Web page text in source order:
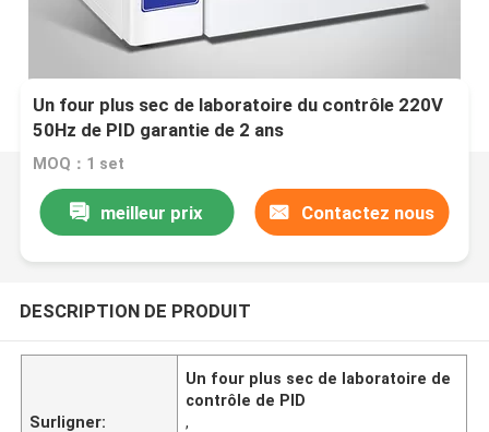
Un four plus sec de laboratoire du contrôle 220V
50Hz de PID garantie de 2 ans
MOQ：1 set
meilleur prix Contactez nous
DESCRIPTION DE PRODUIT
Surligner:
Un four plus sec de laboratoire de
contrôle de PID
,